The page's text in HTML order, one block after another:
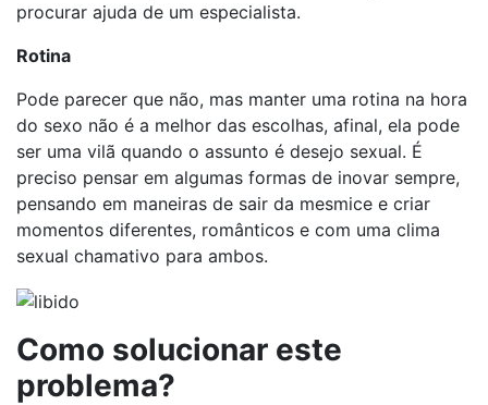
procurar ajuda de um especialista.
Rotina
Pode parecer que não, mas manter uma rotina na hora
do sexo não é a melhor das escolhas, afinal, ela pode
ser uma vilã quando o assunto é desejo sexual. É
preciso pensar em algumas formas de inovar sempre,
pensando em maneiras de sair da mesmice e criar
momentos diferentes, românticos e com uma clima
sexual chamativo para ambos.
Como solucionar este
problema?